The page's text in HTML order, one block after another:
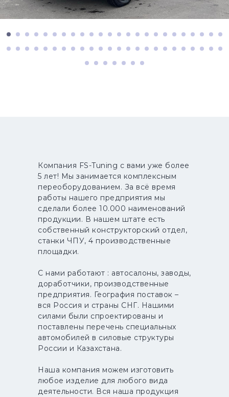
Компания FS-Tuning с вами уже более
5 лет! Мы занимается комплексным
переоборудованием. За всё время
работы нашего предприятия мы
сделали более 10.000 наименований
продукции. В нашем штате есть
собственный конструкторский отдел,
станки ЧПУ, 4 производственные
площадки.
С нами работают : автосалоны, заводы,
доработчики, производственные
предприятия. География поставок –
вся Россия и страны СНГ. Нашими
силами были спроектированы и
поставлены перечень специальных
автомобилей в силовые структуры
России и Казахстана.
Наша компания можем изготовить
любое изделие для любого вида
деятельности. Вся наша продукция